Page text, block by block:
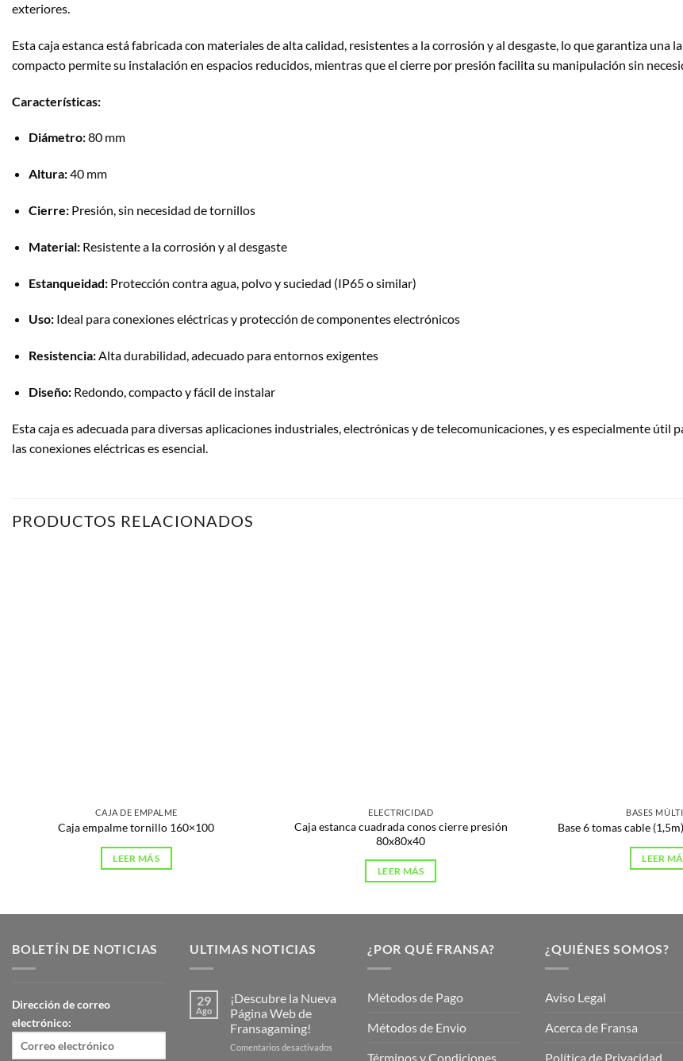
exteriores.
Esta caja estanca está fabricada con materiales de alta calidad, resistentes a la corrosión y al desgaste, lo que garantiza
compacto permite su instalación en espacios reducidos, mientras que el cierre por presión facilita su manipulación sin
Características:
Diámetro:80 mm
Altura:40 mm
Cierre:Presión, sin necesidad de tornillos
Material:Resistente a la corrosión y al desgaste
Estanqueidad:Protección contra agua, polvo y suciedad (IP65 o similar)
Uso:Ideal para conexiones eléctricas y protección de componentes electrónicos
Resistencia:Alta durabilidad, adecuado para entornos exigentes
Diseño:Redondo, compacto y fácil de instalar
Esta caja es adecuada para diversas aplicaciones industriales, electrónicas y de telecomunicaciones, y es especialmente
las conexiones eléctricas es esencial.
PRODUCTOS RELACIONADOS
CAJA DE EMPALME
Caja empalme tornillo 160×100
LEER MÁS
ELECTRICIDAD
Caja estanca cuadrada conos cierre presión
80x80x40
LEER MÁS
BASES
Base 6 tomas cable
LEER
BOLETÍN DE NOTICIAS
Dirección de correo
electrónico:
ULTIMAS NOTICIAS
29
Ago
¡Descubre la Nueva
Página Web de
Fransagaming!
Comentarios desactivados
¿POR QUÉ FRANSA?
Métodos de Pago
Métodos de Envio
Términos y Condiciones
¿QUIÉNES SOMOS?
Aviso Legal
Acerca de Fransa
Política de Privacidad